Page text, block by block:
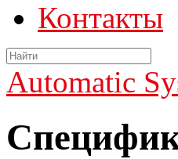
Контакты
Automatic